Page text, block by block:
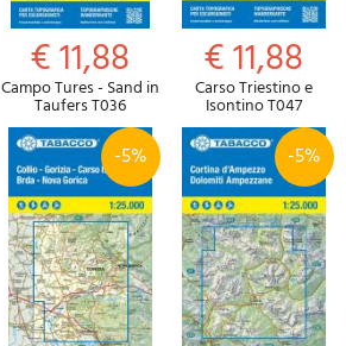
€ 11,88
Campo Tures - Sand in
Taufers T036
€ 11,88
Carso Triestino e
Isontino T047
-5% -5%